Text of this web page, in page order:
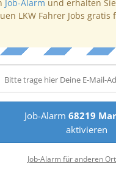
Job-Alarm und erhalten
LKW Fahrer Jobs gratis
Job-Alarm68219
aktivieren
Job-Alarm für anderen